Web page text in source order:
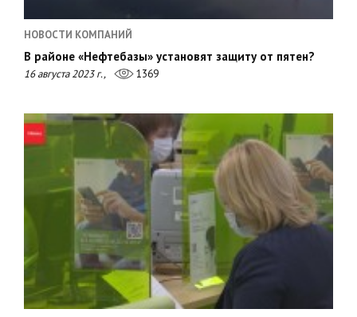
НОВОСТИ КОМПАНИЙ
В районе «Нефтебазы» установят защиту от пятен?
16 августа 2023 г., 1369